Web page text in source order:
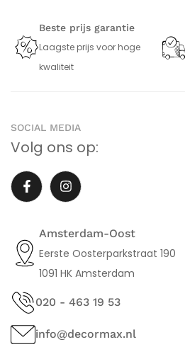
Beste prijs garantie
Laagste prijs voor hoge
kwaliteit
Amsterdam-Oost
Eerste Oosterparkstraat 190
1091 HK Amsterdam
020 - 463 19 53
info@decormax.nl
SOCIAL MEDIA
Volg ons op: